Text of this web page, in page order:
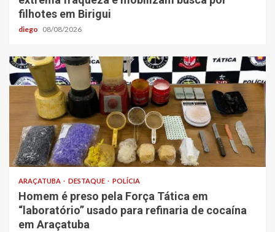
filhotes em Birigui
diego 08/08/2026
ARAÇATUBA DESTAQUE POLÍCIA
Homem é preso pela Força Tática em
“laboratório” usado para refinaria de cocaína
em Araçatuba